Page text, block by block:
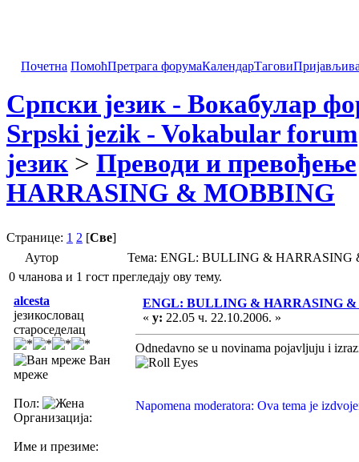
Почетна ПомоћПретрага форумаКалендарТагови
Српски језик - Вокабулар
Srpski jezik - Vokabular forum
језик > Преводи и превођење
HARRASING & MOBBING
Странице: 1 2 [Све]
Аутор
Тема: ENGL: BULLING & HARRASING
0 чланова и 1 гост прегледају ову тему.
alcesta
језикословац
староседелац
Ван
мреже
Пол:
Организација:
Име и презиме:
ENGL: BULLING & HARRASING &
« у: 22.05 ч. 22.10.2006. »
Odnedavno se u novinama pojavljuju i
Napomena moderatora: Ova tema je